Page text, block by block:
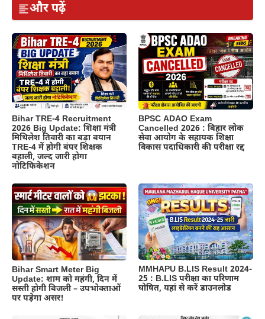
और पढ़ें
Bihar TRE-4 Recruitment
2026 Big Update: शिक्षा मंत्री
मिथिलेश तिवारी का बड़ा बयान
TRE-4 में होगी बंपर शिक्षक
बहाली, जल्द जारी होगा
नोटिफिकेशन
BPSC ADAO Exam
Cancelled 2026 : बिहार लोक
सेवा आयोग के सहायक शिक्षा
विकास पदाधिकारी की परीक्षा रद्द
Bihar Smart Meter Big
Update: शाम को महंगी, दिन में
सस्ती होगी बिजली – उपभोक्ताओं
पर पड़ेगा असर!
MMHAPU B.LIS Result 2024-
25 : B.LIS परीक्षा का परिणाम
घोषित, यहां से करें डाउनलोड